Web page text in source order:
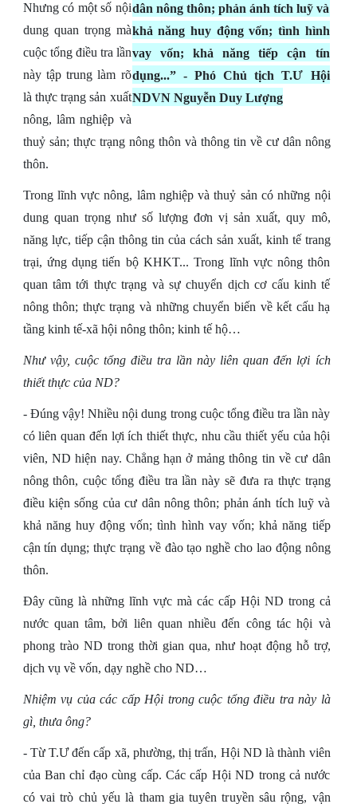
dân nông thôn; phản ánh tích luỹ và
khả năng huy động vốn; tình hình
vay vốn; khả năng tiếp cận tín
dụng...” - Phó Chủ tịch T.Ư Hội
NDVN Nguyễn Duy Lượng
Nhưng có một số nội
dung quan trọng mà
cuộc tổng điều tra lần
này tập trung làm rõ
là thực trạng sản xuất
nông, lâm nghiệp và
thuỷ sản; thực trạng nông thôn và thông tin về cư dân nông
thôn.
Trong lĩnh vực nông, lâm nghiệp và thuỷ sản có những nội
dung quan trọng như số lượng đơn vị sản xuất, quy mô,
năng lực, tiếp cận thông tin của cách sản xuất, kinh tế trang
trại, ứng dụng tiến bộ KHKT... Trong lĩnh vực nông thôn
quan tâm tới thực trạng và sự chuyển dịch cơ cấu kinh tế
nông thôn; thực trạng và những chuyển biến về kết cấu hạ
tầng kinh tế-xã hội nông thôn; kinh tế hộ…
Như vậy, cuộc tổng điều tra lần này liên quan đến lợi ích
thiết thực của ND?
- Đúng vậy! Nhiều nội dung trong cuộc tổng điều tra lần này
có liên quan đến lợi ích thiết thực, nhu cầu thiết yếu của hội
viên, ND hiện nay. Chẳng hạn ở mảng thông tin về cư dân
nông thôn, cuộc tổng điều tra lần này sẽ đưa ra thực trạng
điều kiện sống của cư dân nông thôn; phản ánh tích luỹ và
khả năng huy động vốn; tình hình vay vốn; khả năng tiếp
cận tín dụng; thực trạng về đào tạo nghề cho lao động nông
thôn.
Đây cũng là những lĩnh vực mà các cấp Hội ND trong cả
nước quan tâm, bởi liên quan nhiều đến công tác hội và
phong trào ND trong thời gian qua, như hoạt động hỗ trợ,
dịch vụ về vốn, dạy nghề cho ND…
Nhiệm vụ của các cấp Hội trong cuộc tổng điều tra này là
gì, thưa ông?
- Từ T.Ư đến cấp xã, phường, thị trấn, Hội ND là thành viên
của Ban chỉ đạo cùng cấp. Các cấp Hội ND trong cả nước
có vai trò chủ yếu là tham gia tuyên truyền sâu rộng, vận